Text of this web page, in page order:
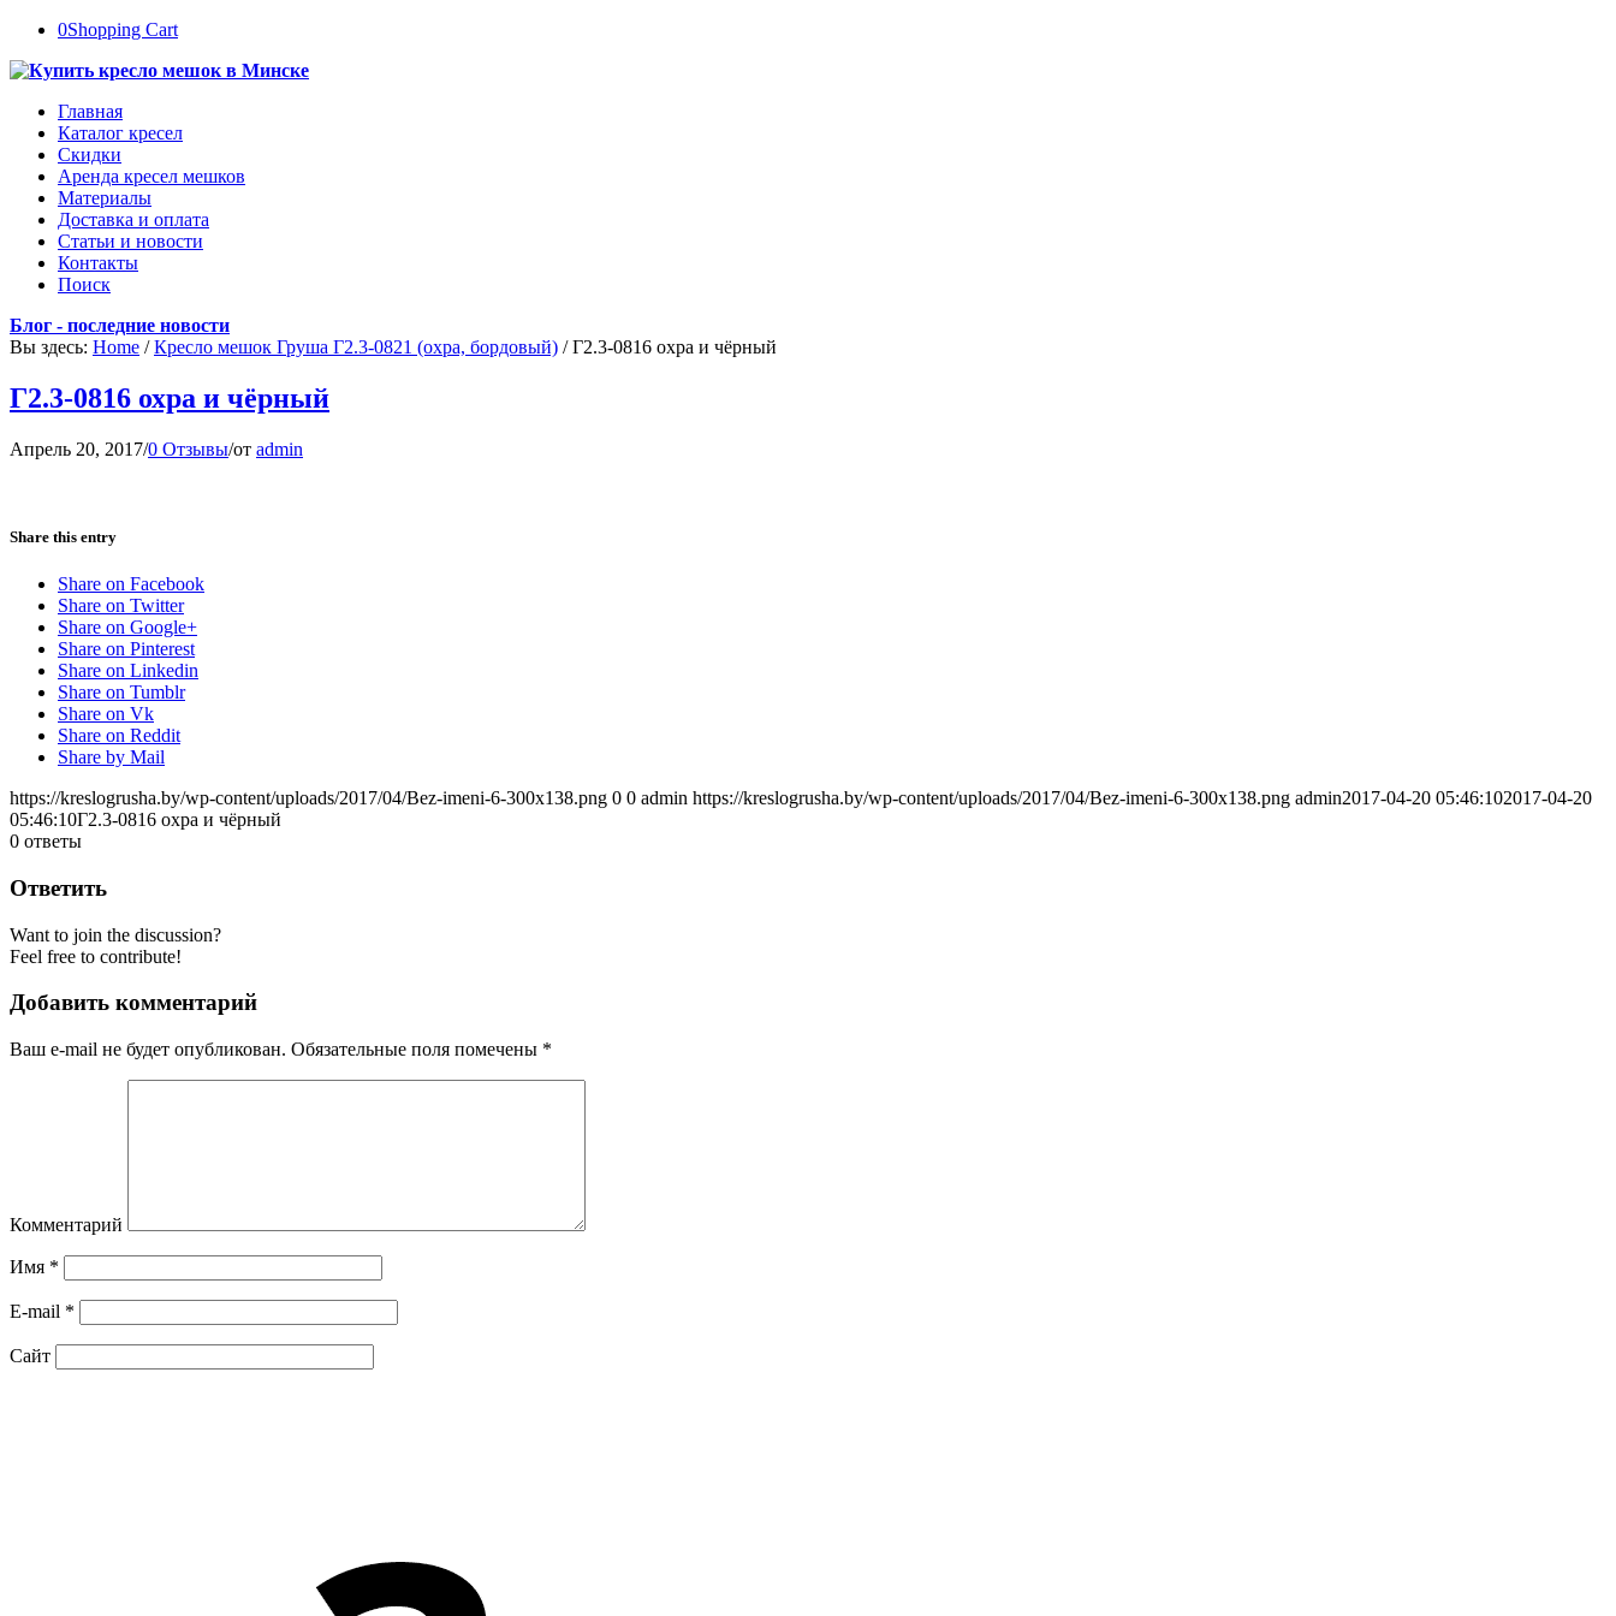
0Shopping Cart
Главная
Каталог кресел
Скидки
Аренда кресел мешков
Материалы
Доставка и оплата
Статьи и новости
Контакты
Поиск
Блог - последние новости
Вы здесь: Home / Кресло мешок Груша Г2.3-0821 (охра, бордовый) / Г2.3-0816 охра и чёрный
Г2.3-0816 охра и чёрный
Апрель 20, 2017/0 Отзывы/от admin
Share this entry
Share on Facebook
Share on Twitter
Share on Google+
Share on Pinterest
Share on Linkedin
Share on Tumblr
Share on Vk
Share on Reddit
Share by Mail
https://kreslogrusha.by/wp-content/uploads/2017/04/Bez-imeni-6-300x138.png 0 0 admin https://kreslogrusha.by/wp-content/uploads/2017/04/Bez-imeni-6-300x138.png admin2017-04-20 05:46:102017-04-20
05:46:10Г2.3-0816 охра и чёрный
0 ответы
Ответить
Want to join the discussion?
Feel free to contribute!
Добавить комментарий
Ваш e-mail не будет опубликован. Обязательные поля помечены *
Комментарий
Имя *
E-mail *
Сайт